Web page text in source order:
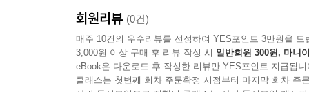
__파인튜닝 실행
__모델 실행
__강화 파인튜닝 개요
8-4 평가
__평가 개요
◎ 업무 자동화나 AI 기반 서비스를 개발하려는 분
◎ 대화 로봇, AITuber 등 대화 엔진을 만들고 싶은
◎ 자신의 애플리케이션에 자연스러운 채팅 인터
회원리뷰 (0건)
매주 10건의 우수리뷰를 선정하여 YES포인트 3만원을 드
3,000원 이상 구매 후 리뷰 작성 시 일반회원 300원, 마니
eBook은 다운로드 후 작성한 리뷰만 YES포인트 지급됩니
클래스는 첫번째 회차 주문확정 시점부터 마지막 회차 주